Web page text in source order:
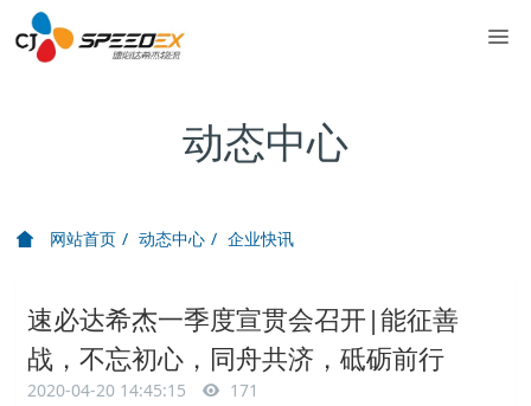
动态中心
网站首页 动态中心 企业快讯
速必达希杰一季度宣贯会召开|能征善
战，不忘初心，同舟共济，砥砺前行
2020-04-20 14:45:15 171